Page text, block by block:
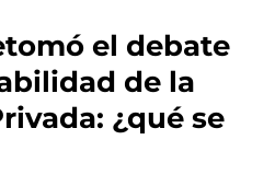
el debate
de la
¿qué se